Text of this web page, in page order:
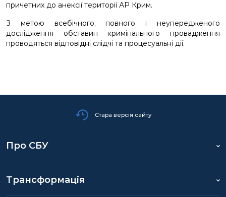
причетних до анексії території АР Крим.
З метою всебічного, повного і неупередженого
дослідження обставин кримінального провадження
проводяться відповідні слідчі та процесуальні дії.
Стара версія сайту
Про СБУ
Трансформація